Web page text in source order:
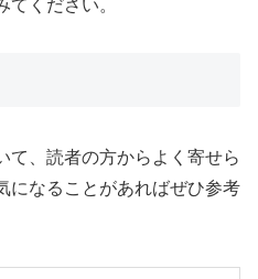
ください。
て、読者の方からよく寄せら
になることがあればぜひ参考